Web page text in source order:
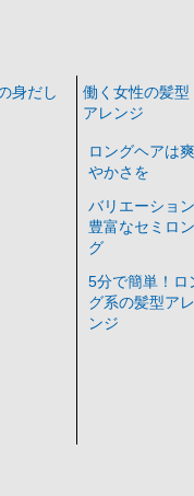
身だし
働く女性の髪型
アレンジ
ロングヘアは爽
やかさを
バリエーション
豊富なセミロン
グ
5分で簡単！ロ
グ系の髪型アレ
ンジ